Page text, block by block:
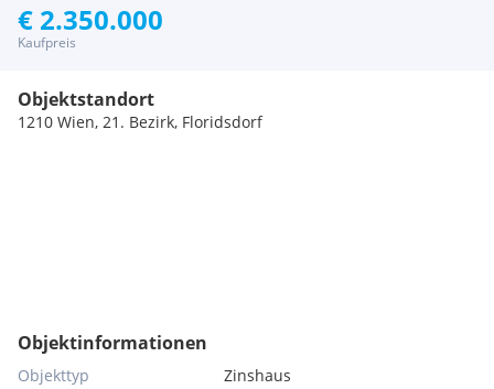
€ 2.350.000
Kaufpreis
Objektstandort
1210 Wien, 21. Bezirk, Floridsdorf
Objektinformationen
Objekttyp Zinshaus